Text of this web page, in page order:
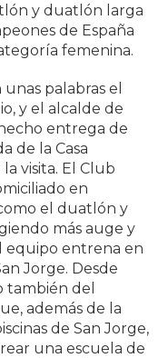
y duatlón larga
de España
femenina.
palabras el
y el alcalde de
entrega de
de la Casa
visita. El Club
en
el duatlón y
más auge y
equipo entrena en
Jorge. Desde
también del
además de la
de San Jorge,
una escuela de